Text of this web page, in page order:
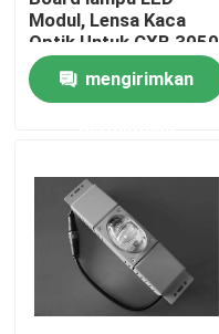
Tentang kita
Kontak
Modul, Lensa Kaca
Optik Untuk CXB 3050
mengirimkan